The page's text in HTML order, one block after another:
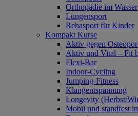
Orthopädie im Wasser
Lungensport
Rehasport für Kinder
Kompakt Kurse
Aktiv gegen
Aktiv und Vital – Fit
Flexi-Bar
Indoor-Cycling
Jumping-Fitness
Klangentspannung
Longevity (Herbst/
Mobil und standfest